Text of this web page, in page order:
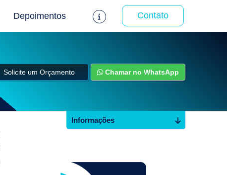
Depoimentos Contato
Solicite um Orçamento Chamar no WhatsApp
Informações